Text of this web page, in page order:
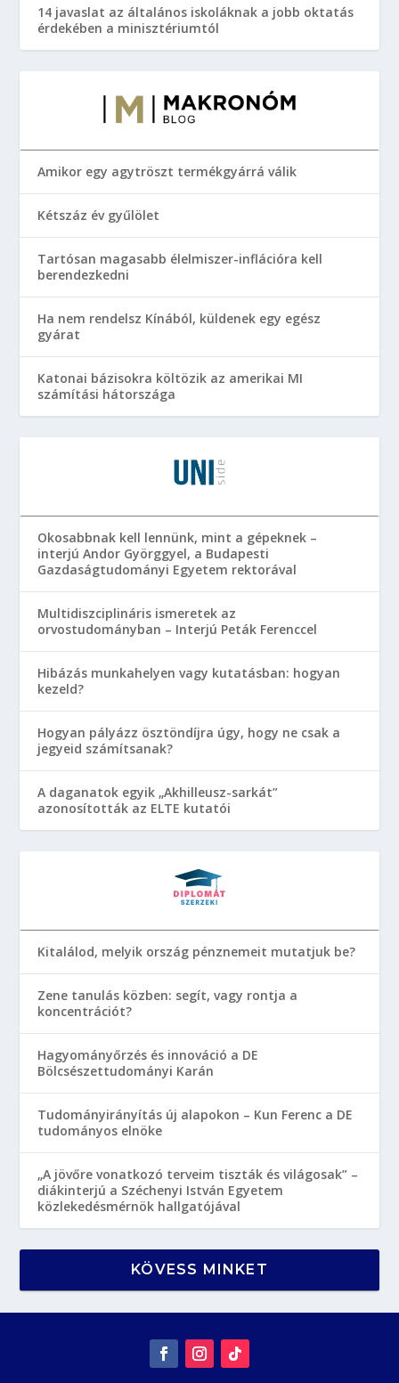
14 javaslat az általános iskoláknak a jobb oktatás
érdekében a minisztériumtól
Amikor egy agytröszt termékgyárrá válik
Kétszáz év gyűlölet
Tartósan magasabb élelmiszer-inflációra kell
berendezkedni
Ha nem rendelsz Kínából, küldenek egy egész
gyárat
Katonai bázisokra költözik az amerikai MI
számítási hátországa
Okosabbnak kell lennünk, mint a gépeknek –
interjú Andor Györggyel, a Budapesti
Gazdaságtudományi Egyetem rektorával
Multidiszciplináris ismeretek az
orvostudományban – Interjú Peták Ferenccel
Hibázás munkahelyen vagy kutatásban: hogyan
kezeld?
Hogyan pályázz ösztöndíjra úgy, hogy ne csak a
jegyeid számítsanak?
A daganatok egyik „Akhilleusz-sarkát”
azonosították az ELTE kutatói
Kitalálod, melyik ország pénznemeit mutatjuk be?
Zene tanulás közben: segít, vagy rontja a
koncentrációt?
Hagyományőrzés és innováció a DE
Bölcsészettudományi Karán
Tudományirányítás új alapokon – Kun Ferenc a DE
tudományos elnöke
„A jövőre vonatkozó terveim tiszták és világosak” –
diákinterjú a Széchenyi István Egyetem
közlekedésmérnök hallgatójával
KÖVESS MINKET